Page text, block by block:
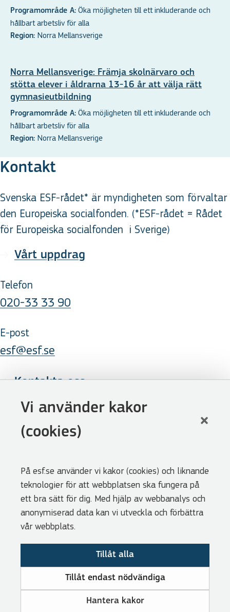
Vi använder kakor
(cookies)
På esf.se använder vi kakor (cookies) och liknande
teknologier för att webbplatsen ska fungera på
ett bra sätt för dig. Med hjälp av webbanalys och
anonymiserad data kan vi utveckla och förbättra
vår webbplats.
Tillåt alla
Tillåt endast nödvändiga
Hantera kakor
Programområde A: Öka möjligheten till ett inkluderande och
hållbart arbetsliv för alla
Region: Norra Mellansverige
Norra Mellansverige: Främja skolnärvaro och
stötta elever i åldrarna 13-16 år att välja rätt
gymnasieutbildning
Programområde A: Öka möjligheten till ett inkluderande och
hållbart arbetsliv för alla
Region: Norra Mellansverige
Kontakt
Svenska ESF-rådet* är myndigheten som förvaltar
den Europeiska socialfonden. (*ESF-rådet = Rådet
för Europeiska socialfonden i Sverige)
Vårt uppdrag
Telefon
020-33 33 90
E-post
esf@esf.se
Kontakta oss
Följ oss
LinkedIn
Genvägar
Webbshoppen
Visselblåsarfunktion